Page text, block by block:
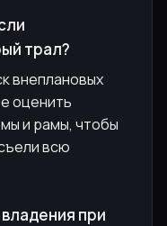
трал?
внеплановых
оценить
и рамы, чтобы
всю
при